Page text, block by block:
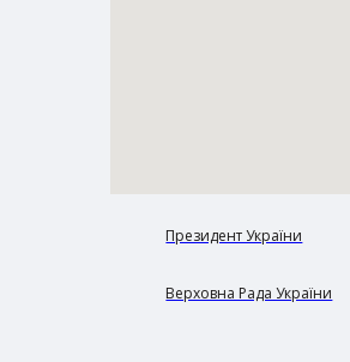
Президент України
Верховна Рада України